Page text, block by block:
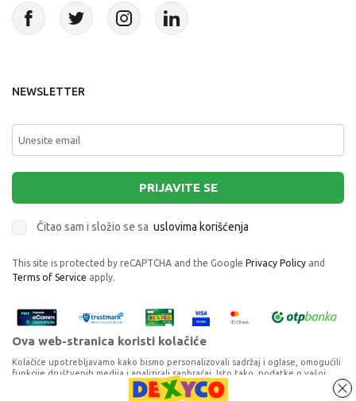
NEWSLETTER
PRIJAVITE SE
Čitao sam i složio se sa uslovima korišćenja
This site is protected by reCAPTCHA and the Google Privacy Policy and
Terms of Service apply.
Ova web-stranica koristi kolačiće
Kolačiće upotrebljavamo kako bismo personalizovali sadržaj i oglase, omogućili
funkcije društvenih medija i analizirali saobraćaj. Isto tako, podatke o vašoj
upotrebi naše web-lokacije delimo s partnerima za društvene medije,
oglašavanje i analizu, a oni ih mogu kombinovati s drugim podacima koje ste im